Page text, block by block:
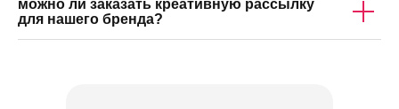
можно ли заказать креативную рассылку
для нашего бренда?